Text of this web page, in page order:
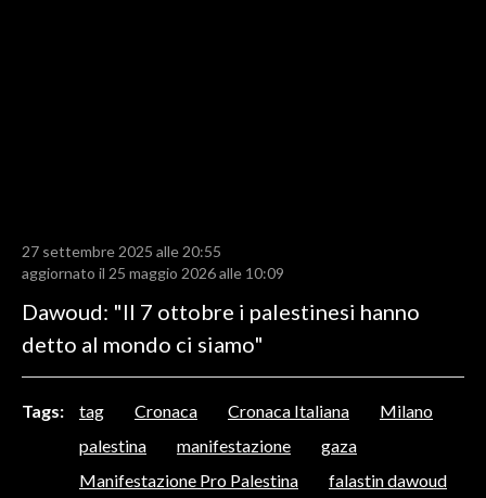
CALCIO
CALCIO REGIONALE
BASKET
VOLLEY
MOTORI
TENNIS
ALTRI SPORT
CULTURA
27 settembre 2025 alle 20:55
aggiornato il 25 maggio 2026 alle 10:09
Dawoud: "Il 7 ottobre i palestinesi hanno
detto al mondo ci siamo"
Tags: tag Cronaca Cronaca Italiana
Milano
palestina
manifestazione
gaza
Manifestazione Pro Palestina
falastin dawoud